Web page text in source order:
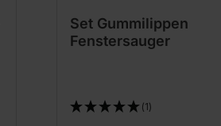
Set Gummilippen
Fenstersauger
(1)